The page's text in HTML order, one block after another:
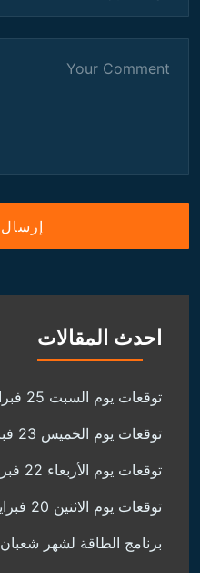
احدث المقالات
توقعات يوم السبت 25 فبراير
توقعات يوم الخميس 23 فبراير
توقعات يوم الأربعاء 22 فبراير
توقعات يوم الاثنين 20 فبراير
برنامج الطاقة لشهر شعبان 1444 هـ